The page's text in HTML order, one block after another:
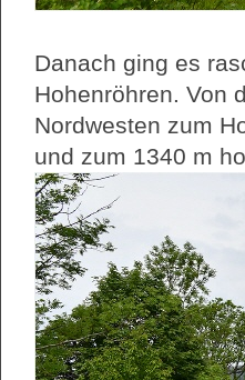
Danach ging es
Hohenröhren. Von
Nordwesten zum
und zum 1340 m